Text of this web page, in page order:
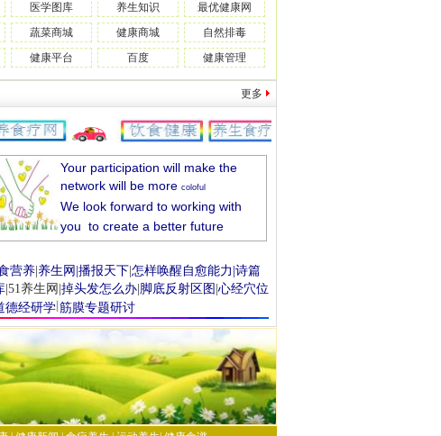
医学图库 养生知识
最优健康网
蔬菜商城 健康商城
自然排毒
健康平台 百度 健康管理
更多
Your participation will make the
network will be more coloful
We look forward to working with
you to create a better future
营养 养生网 播报天下 怎样唤醒自愈能力 诗篇
51养生网 掉头发怎么办 脚底反射区 图 心经穴位
德经研学 筋膜专题研讨